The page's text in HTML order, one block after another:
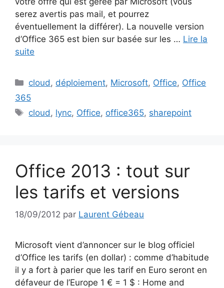
serez avertis pas mail, et pourrez
éventuellement la différer). La nouvelle version
d’Office 365 est bien sur basée sur les … Lire la
suite
Catégories
cloud, déploiement, Microsoft, Office, Office
365
Étiquettes
cloud, lync, Office, office365, sharepoint
Office 2013 : tout sur
les tarifs et versions
18/09/2012 par Laurent Gébeau
Microsoft vient d’annoncer sur le blog officiel
d’Office les tarifs (en dollar) : comme d’habitude
il y a fort à parier que les tarif en Euro seront en
défaveur de l’Europe 1 € = 1 $ : Home and